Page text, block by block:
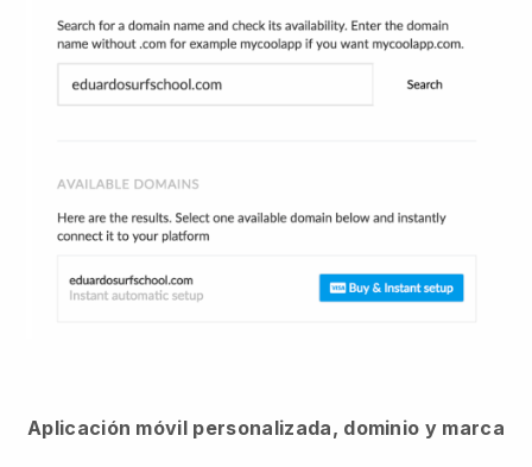
Aplicación móvil personalizada, dominio y marca